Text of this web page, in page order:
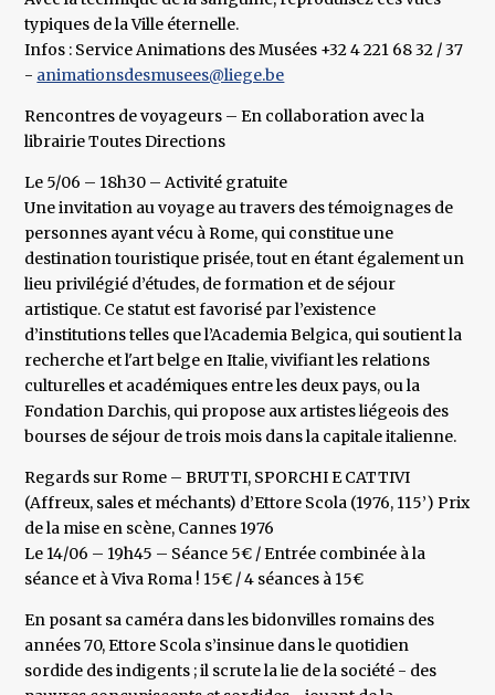
typiques de la Ville éternelle.
Infos : Service Animations des Musées +32 4 221 68 32 / 37
- animationsdesmusees@liege.be
Rencontres de voyageurs – En collaboration avec la
librairie Toutes Directions
Le 5/06 – 18h30 – Activité gratuite
Une invitation au voyage au travers des témoignages de
personnes ayant vécu à Rome, qui constitue une
destination touristique prisée, tout en étant également un
lieu privilégié d’études, de formation et de séjour
artistique. Ce statut est favorisé par l’existence
d’institutions telles que l’Academia Belgica, qui soutient la
recherche et l'art belge en Italie, vivifiant les relations
culturelles et académiques entre les deux pays, ou la
Fondation Darchis, qui propose aux artistes liégeois des
bourses de séjour de trois mois dans la capitale italienne.
Regards sur Rome – BRUTTI, SPORCHI E CATTIVI
(Affreux, sales et méchants) d’Ettore Scola (1976, 115’) Prix
de la mise en scène, Cannes 1976
Le 14/06 – 19h45 – Séance 5€ / Entrée combinée à la
séance et à Viva Roma ! 15€ / 4 séances à 15€
En posant sa caméra dans les bidonvilles romains des
années 70, Ettore Scola s’insinue dans le quotidien
sordide des indigents ; il scrute la lie de la société - des